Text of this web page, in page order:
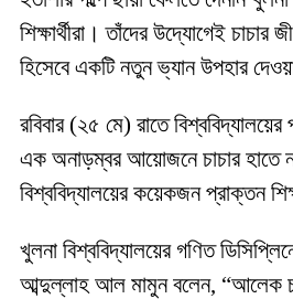
শিক্ষার্থীরা। তাঁদের উদ্যোগেই
হিসেবে একটি নতুন ভ্যান উপহার
রবিবার (২৫ মে) রাতে
এক অনাড়ম্বর আয়োজনে চাচার হাতে
বিশ্ববিদ্যালয়ের কয়েকজন প্রাক্তন
খুলনা বিশ্ববিদ্যালয়ের গণিত
আব্দুল্লাহ আল মামুন বলেন, “আলেক